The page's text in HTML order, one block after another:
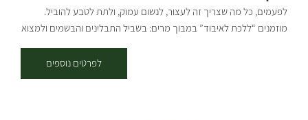
למשתתפ.ת בסדנה זוגית. 250 ש"ח למשתתפ.ת בסדנה של 3-5
משתתפים. [gallery columns="5"
ids="31030,31028,31026,31024,31022,31020,31014,31012,31010,31
008,31006,31002,31000,30998,31004" orderby="rand"]
לפעמים, כל מה שצריך זה לעצור, לנשום עמוק, ולתת לטבע להוביל.
מוזמנים “ללכת לאיבוד” במבוך מרים: בשביל התבלינים והבשמים ולמצוא
מחדד את הזיכרון? מה עוזר לכאב ראש? שמעתם על צחצוח חניכיים? בואו
למבוך וצחצחו את הידע שלכם על צמחי מרפא! לאן מוביל המבוך? -
לפרטים נוספים